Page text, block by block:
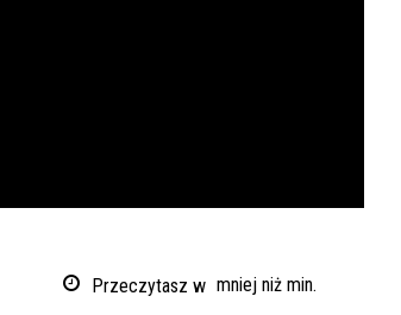
Przeczytasz w mniej niżmin.